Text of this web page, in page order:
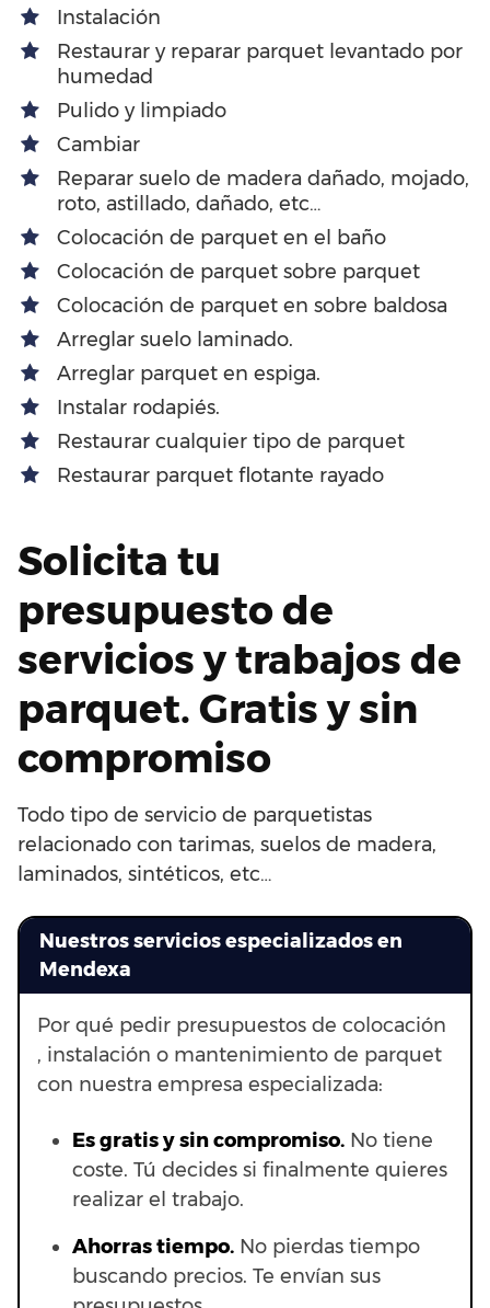
Instalación
Restaurar y reparar parquet levantado por
humedad
Pulido y limpiado
Cambiar
Reparar suelo de madera dañado, mojado,
roto, astillado, dañado, etc…
Colocación de parquet en el baño
Colocación de parquet sobre parquet
Colocación de parquet en sobre baldosa
Arreglar suelo laminado.
Arreglar parquet en espiga.
Instalar rodapiés.
Restaurar cualquier tipo de parquet
Restaurar parquet flotante rayado
Solicita tu
presupuesto de
servicios y trabajos de
parquet. Gratis y sin
compromiso
Todo tipo de servicio de parquetistas
relacionado con tarimas, suelos de madera,
laminados, sintéticos, etc…
Nuestros servicios especializados en
Mendexa
Por qué pedir presupuestos de colocación
, instalación o mantenimiento de parquet
con nuestra empresa especializada:
Es gratis y sin compromiso. No tiene
coste. Tú decides si finalmente quieres
realizar el trabajo.
Ahorras tiempo. No pierdas tiempo
buscando precios. Te envían sus